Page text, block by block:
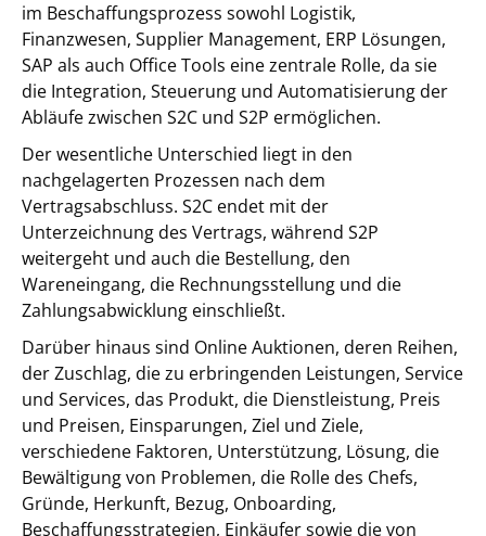
im Beschaffungsprozess sowohl Logistik,
Finanzwesen, Supplier Management, ERP Lösungen,
SAP als auch Office Tools eine zentrale Rolle, da sie
die Integration, Steuerung und Automatisierung der
Abläufe zwischen S2C und S2P ermöglichen.
Der wesentliche Unterschied liegt in den
nachgelagerten Prozessen nach dem
Vertragsabschluss. S2C endet mit der
Unterzeichnung des Vertrags, während S2P
weitergeht und auch die Bestellung, den
Wareneingang, die Rechnungsstellung und die
Zahlungsabwicklung einschließt.
Darüber hinaus sind Online Auktionen, deren Reihen,
der Zuschlag, die zu erbringenden Leistungen, Service
und Services, das Produkt, die Dienstleistung, Preis
und Preisen, Einsparungen, Ziel und Ziele,
verschiedene Faktoren, Unterstützung, Lösung, die
Bewältigung von Problemen, die Rolle des Chefs,
Gründe, Herkunft, Bezug, Onboarding,
Beschaffungsstrategien, Einkäufer sowie die von